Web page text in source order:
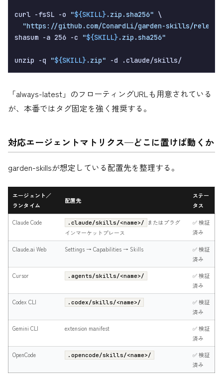
curl -fsSL -o "${SKILL}.zip.sha256" \
"https://github.com/ConardLi/garden-skills/
shasum -a 256 -c
"${SKILL}.zip.sha256"
unzip -q "${SKILL}.zip"
「always-latest」のフローティングURLも用意されている
が、本番ではタグ固定を強く推奨する。
対応エージェントマトリクス—どこに置けば動くか
garden-skillsが想定している配置先を整理する。
エージェント／
ランタイム
配置先
ステー
タス
Claude Code .claude/skills/<name>/
またはプラグ
インマーケットプレース
✅ 検証
済み
Claude.ai Web Settings → Capabilities → Skills
✅ 検証
済み
Cursor .agents/skills/<name>/
✅ 検証
済み
Codex CLI .codex/skills/<name>/
✅ 検証
済み
Gemini CLI extension manifest
✅ 検証
済み
OpenCode .opencode/skills/<name>/
✅ 検証
済み